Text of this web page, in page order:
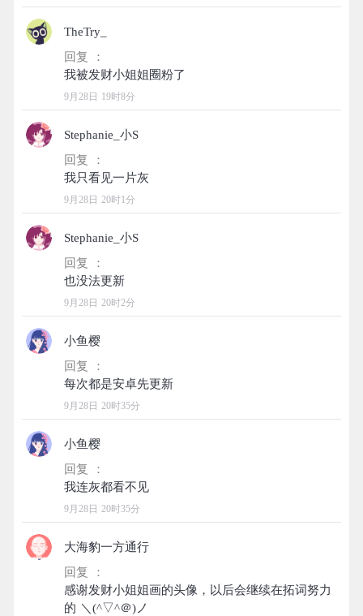
TheTry_
回复 ：
9月28日 19时8分
Stephanie_小S
回复 ：
9月28日 20时1分
Stephanie_小S
回复 ：
9月28日 20时2分
小鱼樱
回复 ：
9月28日 20时35分
小鱼樱
回复 ：
9月28日 20时35分
大海豹一方通行
回复 ：
感谢发财小姐姐画的头像，以后会继续在拓词努力